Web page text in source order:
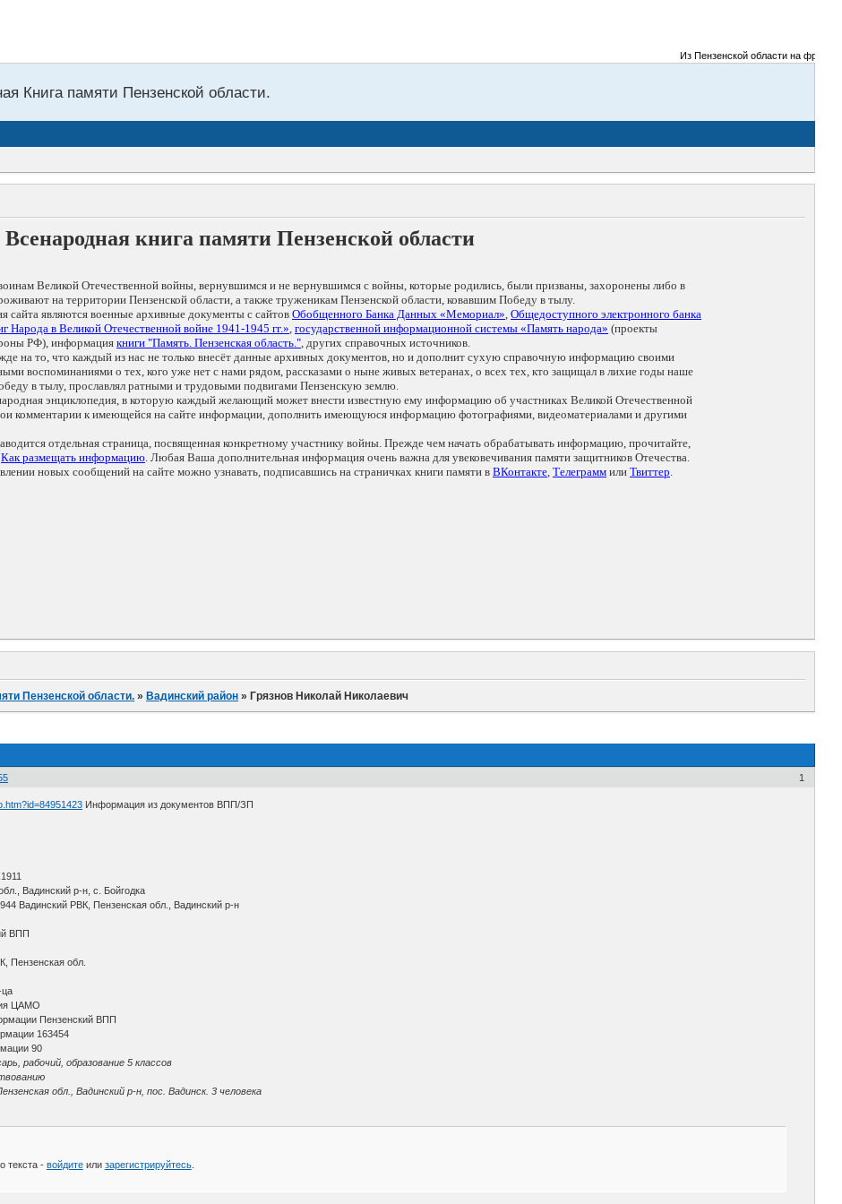
Из Пензенской области на фронты
Книга памяти Пензенской области.
Всенародная книга памяти Пензенской области
Великой Отечественной войны, вернувшимся и не вернувшимся с войны, которые родились, были призваны, захоронены либо в
на территории Пензенской области, а также труженикам Пензенской области, ковавшим Победу в тылу.
сайта являются военные архивные документы с сайтов Обобщенного Банка Данных «Мемориал», Общедоступного электронного банка
Народа в Великой Отечественной войне 1941-1945 гг.», государственной информационной системы «Память народа» (проекты
РФ), информация книги "Память. Пензенская область.", других справочных источников.
на то, что каждый из нас не только внесёт данные архивных документов, но и дополнит сухую справочную информацию своими
воспоминаниями о тех, кого уже нет с нами рядом, рассказами о ныне живых ветеранах, о всех тех, кто защищал в лихие годы наше
в тылу, прославлял ратными и трудовыми подвигами Пензенскую землю.
энциклопедия, в которую каждый желающий может внести известную ему информацию об участниках Великой Отечественной
комментарии к имеющейся на сайте информации, дополнить имеющуюся информацию фотографиями, видеоматериалами и другими
отдельная страница, посвященная конкретному участнику войны. Прежде чем начать обрабатывать информацию, прочитайте,
Как размещать информацию. Любая Ваша дополнительная информация очень важна для увековечивания памяти защитников Отечества.
новых сообщений на сайте можно узнавать, подписавшись на страничках книги памяти в ВКонтакте, Телеграмм или Твиттер.
Пензенской области. » Вадинский район » Грязнов Николай Николаевич
1
Информация из документов ВПП/ЗП
Вадинский р-н, с. Бойгодка
Вадинский РВК, Пензенская обл., Вадинский р-н
ВПП
Пензенская обл.
ца
ЦАМО
Пензенский ВПП
163454
90
рабочий, образование 5 классов
обл., Вадинский р-н, пос. Вадинск. 3 человека
текста - войдитеили зарегистрируйтесь.